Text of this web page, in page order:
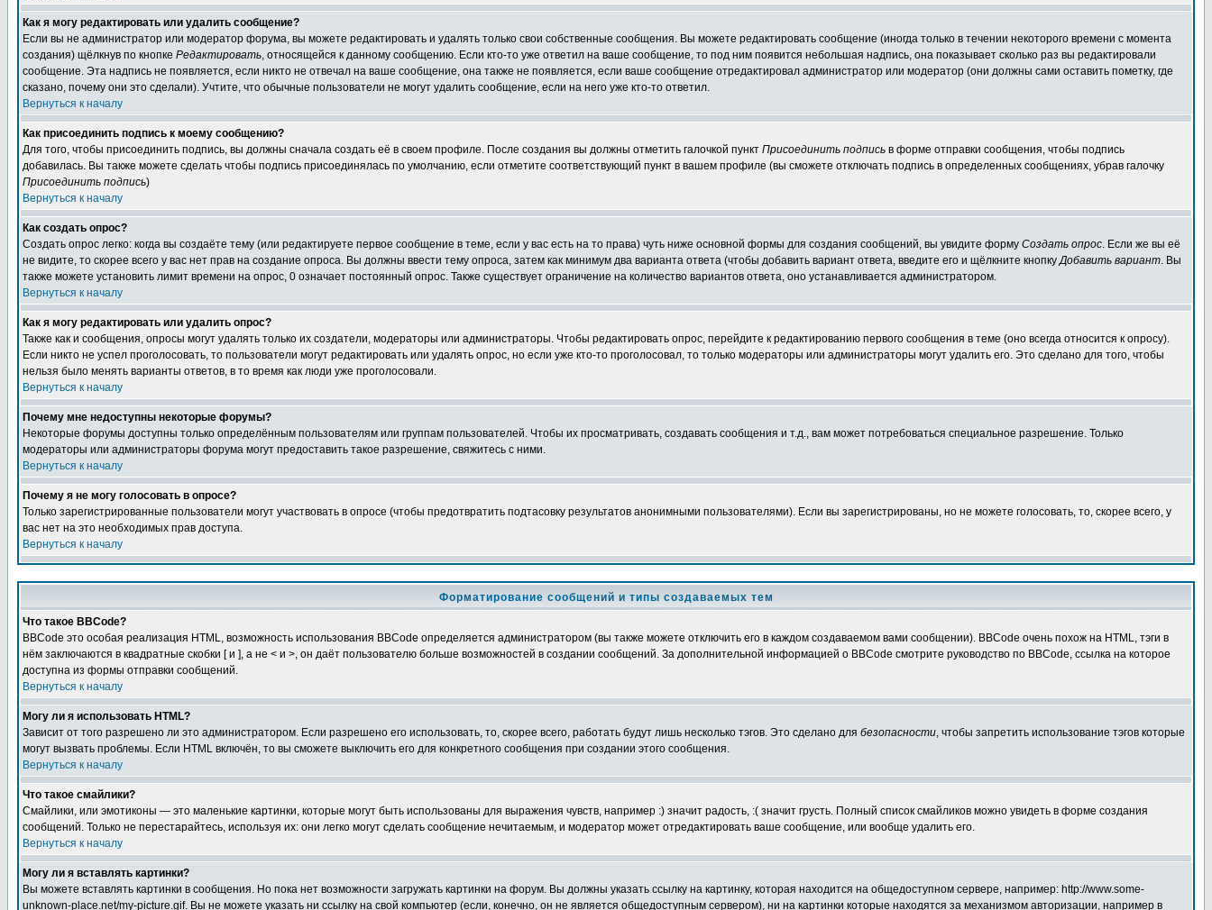
Как я могу редактировать или удалить сообщение?
Если вы не администратор или модератор форума, вы можете редактировать и удалять только свои собственные сообщения. Вы можете редактировать сообщение (иногда только в течении некоторого времени с момента
создания) щёлкнув по кнопке Редактировать, относящейся к данному сообщению. Если кто-то уже ответил на ваше сообщение, то под ним появится небольшая надпись, она показывает сколько раз вы редактировали
сообщение. Эта надпись не появляется, если никто не отвечал на ваше сообщение, она также не появляется, если ваше сообщение отредактировал администратор или модератор (они должны сами оставить пометку, где
сказано, почему они это сделали). Учтите, что обычные пользователи не могут удалить сообщение, если на него уже кто-то ответил.
Вернуться к началу
Как присоединить подпись к моему сообщению?
Для того, чтобы присоединить подпись, вы должны сначала создать её в своем профиле. После создания вы должны отметить галочкой пункт Присоединить подпись в форме отправки сообщения, чтобы подпись
добавилась. Вы также можете сделать чтобы подпись присоединялась по умолчанию, если отметите соответствующий пункт в вашем профиле (вы сможете отключать подпись в определенных сообщениях, убрав галочку
Присоединить подпись)
Вернуться к началу
Как создать опрос?
Создать опрос легко: когда вы создаёте тему (или редактируете первое сообщение в теме, если у вас есть на то права) чуть ниже основной формы для создания сообщений, вы увидите форму Создать опрос. Если же вы её
не видите, то скорее всего у вас нет прав на создание опроса. Вы должны ввести тему опроса, затем как минимум два варианта ответа (чтобы добавить вариант ответа, введите его и щёлкните кнопкуДобавить вариант. Вы
также можете установить лимит времени на опрос, 0 означает постоянный опрос. Также существует ограничение на количество вариантов ответа, оно устанавливается администратором.
Вернуться к началу
Как я могу редактировать или удалить опрос?
Также как и сообщения, опросы могут удалять только их создатели, модераторы или администраторы. Чтобы редактировать опрос, перейдите к редактированию первого сообщения в теме (оно всегда относится к опросу).
Если никто не успел проголосовать, то пользователи могут редактировать или удалять опрос, но если уже кто-то проголосовал, то только модераторы или администраторы могут удалить его. Это сделано для того, чтобы
нельзя было менять варианты ответов, в то время как люди уже проголосовали.
Вернуться к началу
Почему мне недоступны некоторые форумы?
Некоторые форумы доступны только определённым пользователям или группам пользователей. Чтобы их просматривать, создавать сообщения и т.д., вам может потребоваться специальное разрешение. Только
модераторы или администраторы форума могут предоставить такое разрешение, свяжитесь с ними.
Вернуться к началу
Почему я не могу голосовать в опросе?
Только зарегистрированные пользователи могут участвовать в опросе (чтобы предотвратить подтасовку результатов анонимными пользователями). Если вы зарегистрированы, но не можете голосовать, то, скорее всего, у
вас нет на это необходимых прав доступа.
Вернуться к началу
Форматирование сообщений и типы создаваемых тем
Что такое BBCode?
BBCode это особая реализация HTML, возможность использования BBCode определяется администратором (вы также можете отключить его в каждом создаваемом вами сообщении). BBCode очень похож на HTML, тэги в
нём заключаются в квадратные скобки [ и ], а не < и >, он даёт пользователю больше возможностей в создании сообщений. За дополнительной информацией о BBCode смотрите руководство по BBCode, ссылка на которое
доступна из формы отправки сообщений.
Вернуться к началу
Могу ли я использовать HTML?
Зависит от того разрешено ли это администратором. Если разрешено его использовать, то, скорее всего, работать будут лишь несколько тэгов. Это сделано для безопасности, чтобы запретить использование тэгов которые
могут вызвать проблемы. Если HTML включён, то вы сможете выключить его для конкретного сообщения при создании этого сообщения.
Вернуться к началу
Что такое смайлики?
Смайлики, или эмотиконы — это маленькие картинки, которые могут быть использованы для выражения чувств, например :) значит радость, :( значит грусть. Полный список смайликов можно увидеть в форме создания
сообщений. Только не перестарайтесь, используя их: они легко могут сделать сообщение нечитаемым, и модератор может отредактировать ваше сообщение, или вообще удалить его.
Вернуться к началу
Могу ли я вставлять картинки?
Вы можете вставлять картинки в сообщения. Но пока нет возможности загружать картинки на форум. Вы должны указать ссылку на картинку, которая находится на общедоступном сервере, например: http://www.some-
unknown-place.net/my-picture.gif. Вы не можете указать ни ссылку на свой компьютер (если, конечно, он не является общедоступным сервером), ни на картинки которые находятся за механизмом авторизации, например в